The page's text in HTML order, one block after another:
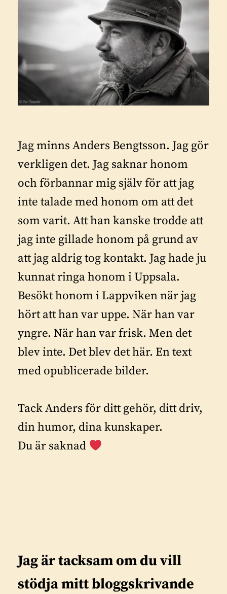
Jag minns Anders Bengtsson. Jag gör
verkligen det. Jag saknar honom
och förbannar mig själv för att jag
inte talade med honom om att det
som varit. Att han kanske trodde att
jag inte gillade honom på grund av
att jag aldrig tog kontakt. Jag hade ju
kunnat ringa honom i Uppsala.
Besökt honom i Lappviken när jag
hört att han var uppe. När han var
yngre. När han var frisk. Men det
blev inte. Det blev det här. En text
med opublicerade bilder.
Tack Anders för ditt gehör, ditt driv,
din humor, dina kunskaper.
Du är saknad
Jag är tacksam om du vill
stödja mitt bloggskrivande